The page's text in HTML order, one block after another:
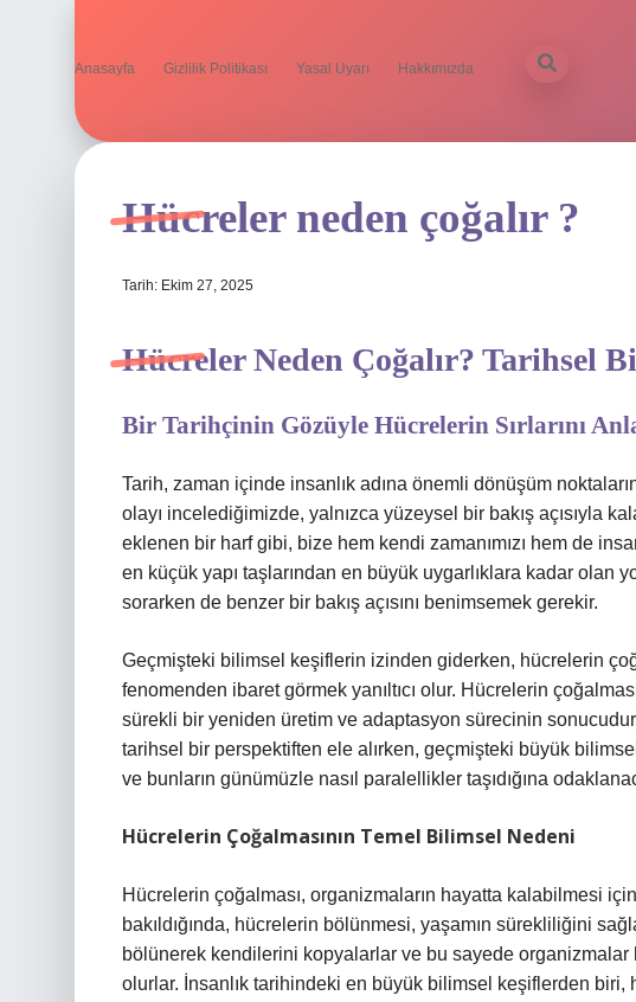
Anasayfa Gizlilik Politikası Yasal Uyarı Hakkımızda
Hücreler neden çoğalır ?
Tarih: Ekim 27, 2025
Hücreler Neden Çoğalır? Tarihsel
Bir Tarihçinin Gözüyle Hücrelerin Sırlarını
Tarih, zaman içinde insanlık adına önemli dönüşüm
olayı incelediğimizde, yalnızca yüzeysel bir bakış açısıyla
eklenen bir harf gibi, bize hem kendi zamanımızı hem de
en küçük yapı taşlarından en büyük uygarlıklara kadar olan
sorarken de benzer bir bakış açısını benimsemek gerekir.
Geçmişteki bilimsel keşiflerin izinden giderken, hücrelerin
fenomenden ibaret görmek yanıltıcı olur. Hücrelerin
sürekli bir yeniden üretim ve adaptasyon sürecinin
tarihsel bir perspektiften ele alırken, geçmişteki büyük
ve bunların günümüzle nasıl paralellikler taşıdığına
Hücrelerin Çoğalmasının Temel Bilimsel Nedeni
Hücrelerin çoğalması, organizmaların hayatta kalabilmesi
bakıldığında, hücrelerin bölünmesi, yaşamın sürekliliğini
bölünerek kendilerini kopyalarlar ve bu sayede
olurlar. İnsanlık tarihindeki en büyük bilimsel keşiflerden biri,